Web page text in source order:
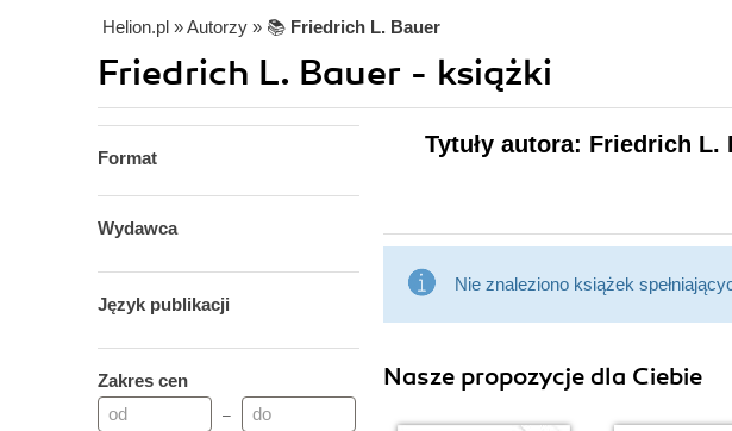
Helion.pl » Autorzy » 📚 Friedrich L. Bauer
Friedrich L. Bauer - książki
Format
Wydawca
Język publikacji
Zakres cen
–
Tytuły autora: Friedrich
Nie znaleziono książek
Nasze propozycje dla Ciebie